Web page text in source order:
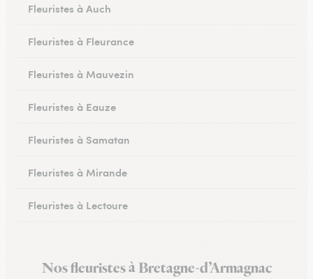
Fleuristes à Auch
Fleuristes à Fleurance
Fleuristes à Mauvezin
Fleuristes à Eauze
Fleuristes à Samatan
Fleuristes à Mirande
Fleuristes à Lectoure
Fleuristes à Saint-Clar
Nos fleuristes à Bretagne-d’Armagnac